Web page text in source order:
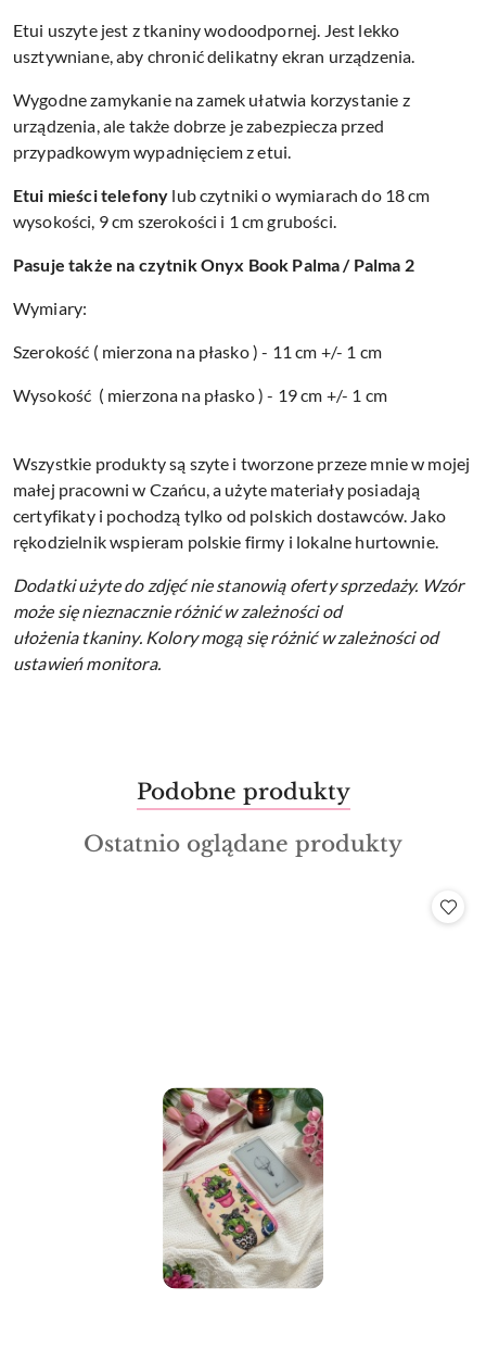
Etui uszyte jest z tkaniny wodoodpornej. Jest lekko
usztywniane, aby chronić delikatny ekran urządzenia.
Wygodne zamykanie na zamek ułatwia korzystanie z
urządzenia, ale także dobrze je zabezpiecza przed
przypadkowym wypadnięciem z etui.
Etui mieści telefony lub czytniki o wymiarach do 18 cm
wysokości, 9 cm szerokości i 1 cm grubości.
Pasuje także na czytnik Onyx Book Palma / Palma 2
Wymiary:
Szerokość ( mierzona na płasko ) - 11 cm +/- 1 cm
Wysokość ( mierzona na płasko ) - 19 cm +/- 1 cm
Wszystkie produkty są szyte i tworzone przeze mnie w mojej
małej pracowni w Czańcu, a użyte materiały posiadają
certyfikaty i pochodzą tylko od polskich dostawców. Jako
rękodzielnik wspieram polskie firmy i lokalne hurtownie.
Dodatki użyte do zdjęć nie stanowią oferty sprzedaży. Wzór
może się nieznacznie różnić w zależności od
ułożenia tkaniny. Kolory mogą się różnić w zależności od
ustawień monitora.
Pomiń karuzelę produktów
Produkty
o
statusie:
Podobne produkty
Produkty
Ostatnio oglądane produkty